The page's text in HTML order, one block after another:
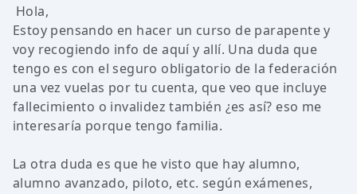
Hola,
Estoy pensando en hacer un curso de parapente y
voy recogiendo info de aquí y allí. Una duda que
tengo es con el seguro obligatorio de la federación
una vez vuelas por tu cuenta, que veo que incluye
fallecimiento o invalidez también ¿es así? eso me
interesaría porque tengo familia.
La otra duda es que he visto que hay alumno,
alumno avanzado, piloto, etc. según exámenes,